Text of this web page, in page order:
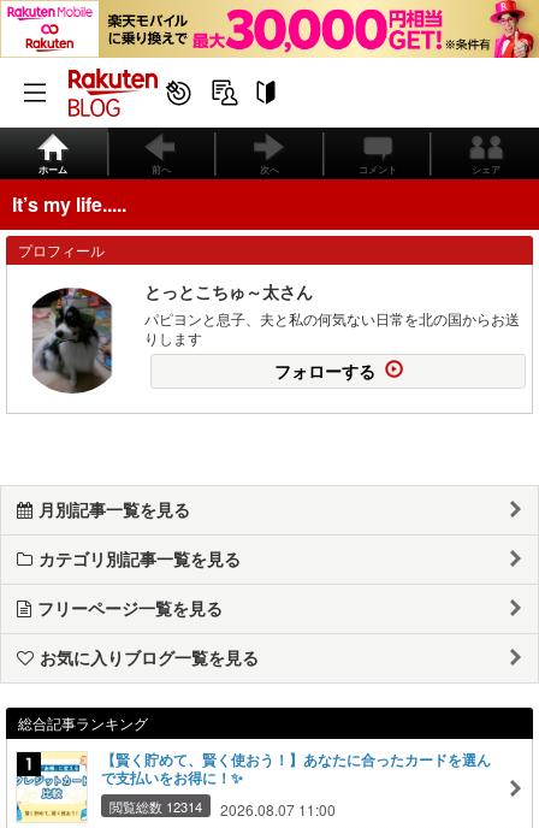
ホーム 前へ 次へ コメント シェア
It’s my life.....
プロフィール
とっとこちゅ～太さん
パピヨンと息子、夫と私の何気ない日常を北の国からお送
りします
フォローする
月別記事一覧を見る
カテゴリ別記事一覧を見る
フリーページ一覧を見る
お気に入りブログ一覧を見る
総合記事ランキング
【賢く貯めて、賢く使おう！】あなたに合ったカードを選ん
で支払いをお得に！✨
閲覧総数 12314 2026.08.07 11:00